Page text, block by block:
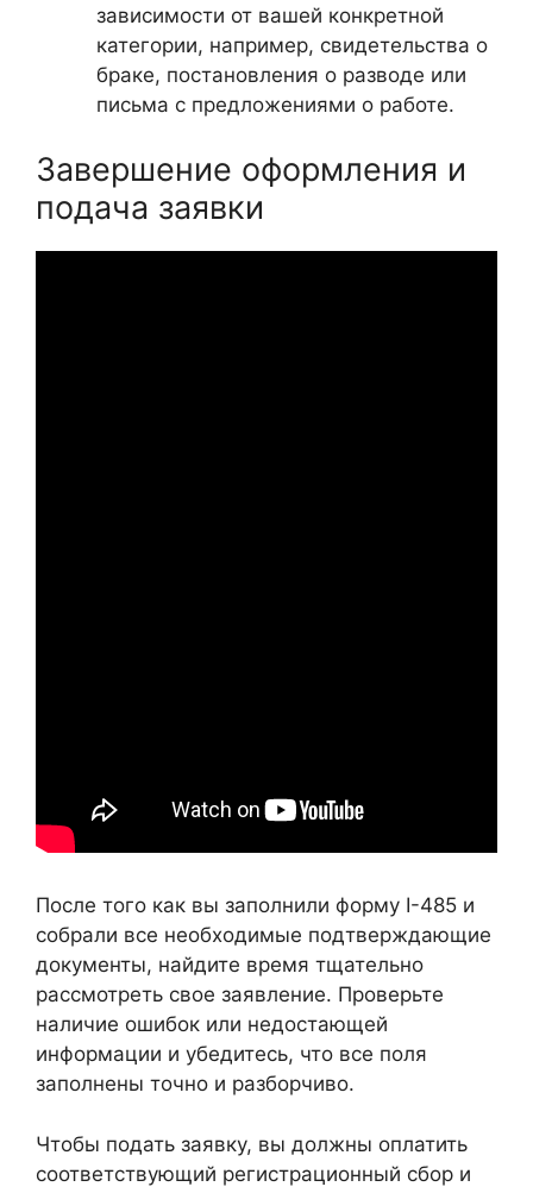
зависимости от вашей конкретной
категории, например, свидетельства о
браке, постановления о разводе или
письма с предложениями о работе.
Завершение оформления и
подача заявки
После того как вы заполнили форму I-485 и
собрали все необходимые подтверждающие
документы, найдите время тщательно
рассмотреть свое заявление. Проверьте
наличие ошибок или недостающей
информации и убедитесь, что все поля
заполнены точно и разборчиво.
Чтобы подать заявку, вы должны оплатить
соответствующий регистрационный сбор и